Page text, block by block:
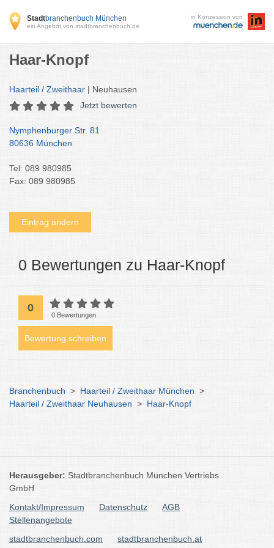
Stadtbranchenbuch München
ein Angebot von stadtbranchenbuch.de
in Konzession von
Haar-Knopf
Haarteil / Zweithaar | Neuhausen
Jetzt bewerten
Nymphenburger Str. 81
80636 München
Tel: 089 980985
Fax: 089 980985
Eintrag ändern
0 Bewertungen zu Haar-Knopf
0
0 Bewertungen
Bewertung schreiben
Branchenbuch > Haarteil / Zweithaar München >
Haarteil / Zweithaar Neuhausen > Haar-Knopf
Herausgeber: Stadtbranchenbuch München Vertriebs
GmbH
Kontakt/Impressum
Datenschutz
AGB
Stellenangebote
stadtbranchenbuch.com
stadtbranchenbuch.at